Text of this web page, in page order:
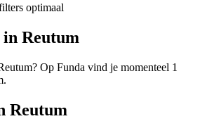
optimaal
Reutum
Op Funda vind je momenteel 1
Reutum